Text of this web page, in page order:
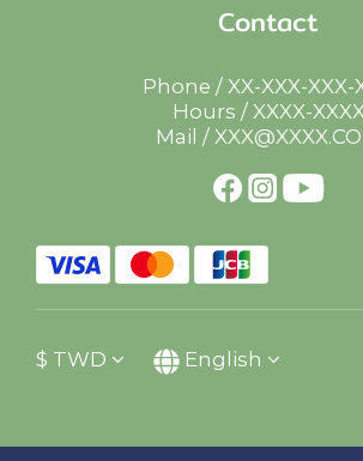
Contact
Phone / XX-XXX-XXX-
Hours / XXXX-
Mail /
$ TWD English